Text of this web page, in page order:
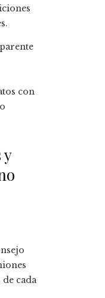
con
cada